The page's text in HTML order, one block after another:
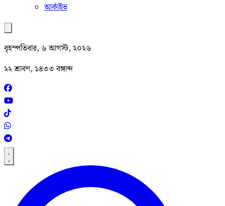
আর্কাইভ
বৃহস্পতিবার, ৬ আগস্ট, ২০২৬
২২ শ্রাবণ, ১৪৩৩ বঙ্গাব্দ